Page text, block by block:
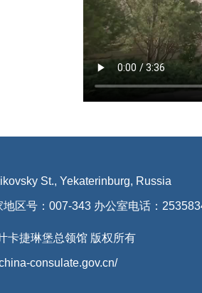
St., Yekaterinburg, Russia
区号：007-343 办公室电话：
卡捷琳堡总领馆 版权所有
consulate.gov.cn/